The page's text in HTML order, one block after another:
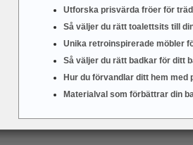
Utforska prisvärda fröer för
Så väljer du rätt toalettsits till
Unika retroinspirerade möbler
Så väljer du rätt badkar för ditt
Hur du förvandlar ditt hem
Materialval som förbättrar din